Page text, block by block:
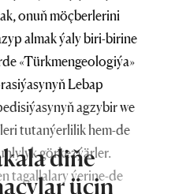
onuň möçberlerini
almak ýaly biri-birine
«Türkmengeologiýa»
Lebap
agzybir we
tutanýerlilik hem-de
görkezýärler.
tagallalary ýerine-de
diňe
üçin